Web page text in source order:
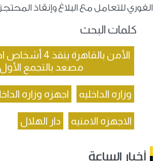
الفوري للتعامل مع البلاغ وإنقاذ
كلمات البحث
الأمن بالقاهرة
مصعد بالتجمع الأول
وزاره الداخليه اجهزه وزاره
الاجهزه الامنيه دار الهلال
أخبار الساعة